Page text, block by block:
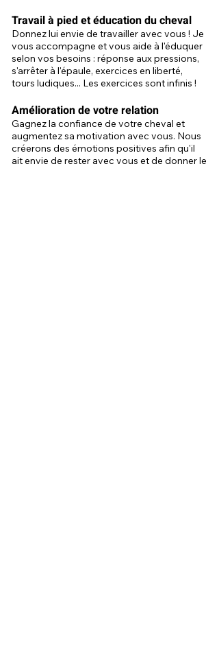
Travail à pied et éducation du cheval
Donnez lui envie de travailler avec vous ! Je
vous accompagne et vous aide à l'éduquer
selon vos besoins : réponse aux pressions,
s'arrêter à l'épaule, exercices en liberté,
tours ludiques... Les exercices sont infinis !
Amélioration de votre relation
Gagnez la confiance de votre cheval et
augmentez sa motivation avec vous. Nous
créerons des émotions positives afin qu'il
ait envie de rester avec vous et de donner le